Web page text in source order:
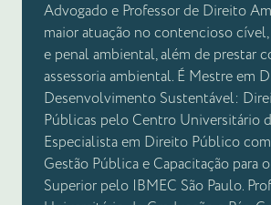
Advogado e Professor de Direito
maior atuação no contencioso
e penal ambiental, além de prestar
assessoria ambiental. É Mestre em
Desenvolvimento Sustentável:
Públicas pelo Centro Universitário
Especialista em Direito Público
Gestão Pública e Capacitação para
Superior pelo IBMEC São Paulo.